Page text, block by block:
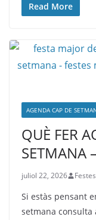
Read More
AGENDA CAP DE
QUÈ FER
SETMANA
juliol 22, 2026
Si estàs pensant
setmana consulta